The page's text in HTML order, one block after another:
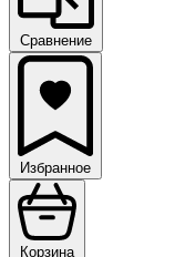
Сравнение
Избранное
Корзина